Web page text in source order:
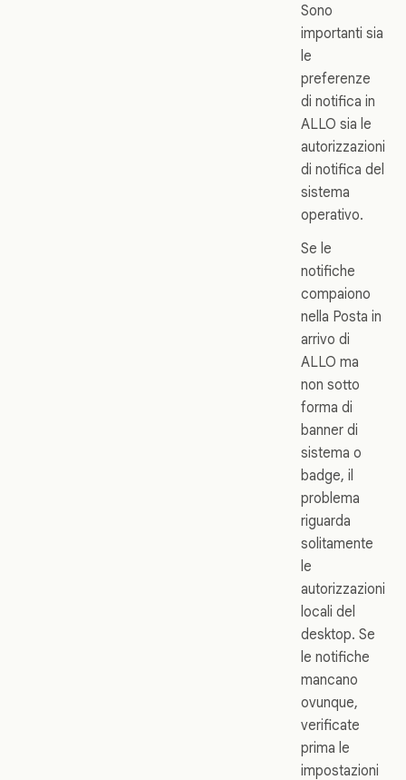
Sono
importanti sia
le
preferenze
di notifica in
ALLO sia le
autorizzazioni
di notifica del
sistema
operativo.
Se le
notifiche
compaiono
nella Posta in
arrivo di
ALLO ma
non sotto
forma di
banner di
sistema o
badge, il
problema
riguarda
solitamente
le
autorizzazioni
locali del
desktop. Se
le notifiche
mancano
ovunque,
verificate
prima le
impostazioni